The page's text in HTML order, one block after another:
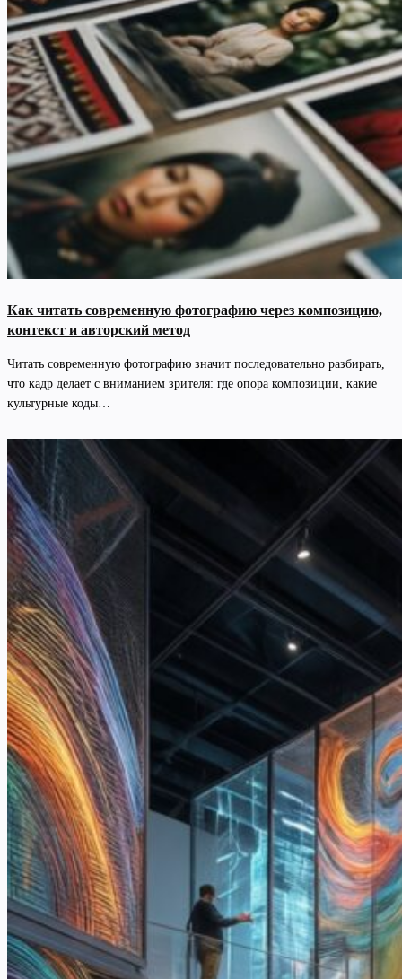
Как читать современную фотографию через композицию,
контекст и авторский метод
Читать современную фотографию значит последовательно разбирать,
что кадр делает с вниманием зрителя: где опора композиции, какие
культурные коды…